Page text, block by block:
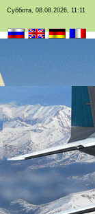
Суббота, 08.08.2026, 11:11